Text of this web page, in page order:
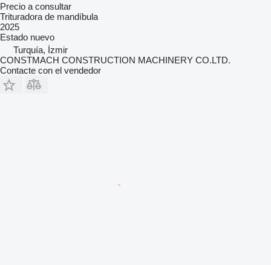
Precio a consultar
Trituradora de mandíbula
2025
Estado nuevo
Turquía, İzmir
CONSTMACH CONSTRUCTION MACHINERY CO.LTD.
Contacte con el vendedor